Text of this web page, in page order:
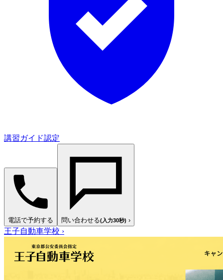
講習ガイド認定
電話で予約する 問い合わせる(入力30秒) ›
王子自動車学校 ›